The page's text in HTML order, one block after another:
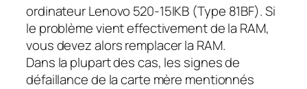
ordinateur Lenovo 520-15IKB (Type 81BF). Si
le problème vient effectivement de la RAM,
vous devez alors remplacer la RAM.
Dans la plupart des cas, les signes de
défaillance de la carte mère mentionnés